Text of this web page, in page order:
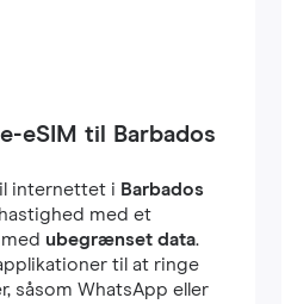
eSIM til Barbados
internettet i Barbados
med et
med ubegrænset data.
til at ringe
såsom WhatsApp eller